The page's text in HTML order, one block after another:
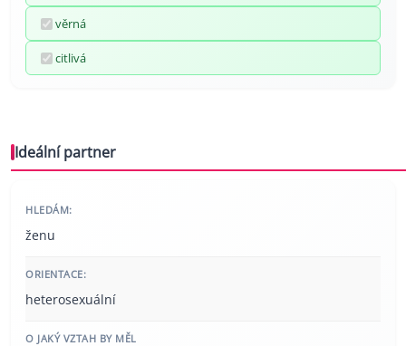
věrná
citlivá
Ideální partner
HLEDÁM:
ženu
ORIENTACE:
heterosexuální
O JAKÝ VZTAH BY MĚL